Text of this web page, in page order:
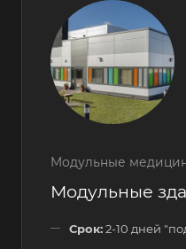
Модульные
Модульные
Срок:2-10 дней